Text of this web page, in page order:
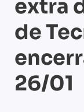
extra
de
26/01